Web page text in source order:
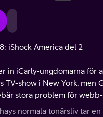
iShock America del 2
in iCarly-ungdomarna för
TV-show i New York, men
stora problem för
normala tonårsliv tar en